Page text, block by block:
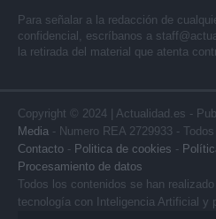
Para señalar a la redacción de
confidencial, escríbanos a
la retirada del material que atenta
Copyright © 2024 | Actualidad.es -
Media - Numero REA 2729933 -
Contacto - Politica de cookies -
Procesamiento de datos
Todos los contenidos se han
tecnología con Inteligencia Artificial y